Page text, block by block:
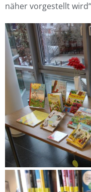
näher vorgestellt